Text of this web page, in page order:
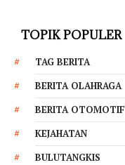
TOPIK POPULER
TAG BERITA
BERITA OLAHRAGA
BERITA OTOMOTIF
KEJAHATAN
BULUTANGKIS